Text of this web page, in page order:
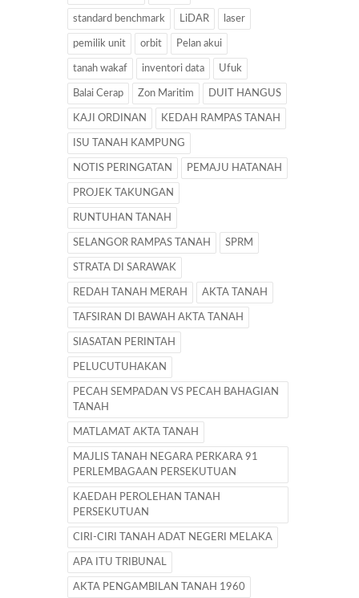
standard benchmark LiDAR laser
pemilik unit orbit Pelan akui
tanah wakaf inventori data Ufuk
Balai Cerap Zon Maritim DUIT HANGUS
KAJI ORDINAN KEDAH RAMPAS TANAH
ISU TANAH KAMPUNG
NOTIS PERINGATAN PEMAJU HATANAH
PROJEK TAKUNGAN
RUNTUHAN TANAH
SELANGOR RAMPAS TANAH SPRM
STRATA DI SARAWAK
REDAH TANAH MERAH AKTA TANAH
TAFSIRAN DI BAWAH AKTA TANAH
SIASATAN PERINTAH
PELUCUTUHAKAN
PECAH SEMPADAN VS PECAH BAHAGIAN
TANAH
MATLAMAT AKTA TANAH
MAJLIS TANAH NEGARA PERKARA 91
PERLEMBAGAAN PERSEKUTUAN
KAEDAH PEROLEHAN TANAH
PERSEKUTUAN
CIRI-CIRI TANAH ADAT NEGERI MELAKA
APA ITU TRIBUNAL
AKTA PENGAMBILAN TANAH 1960